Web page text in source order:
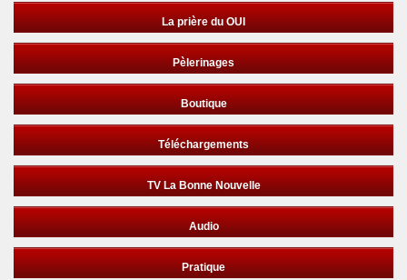
La prière du OUI
Pèlerinages
Boutique
Téléchargements
TV La Bonne Nouvelle
Audio
Pratique